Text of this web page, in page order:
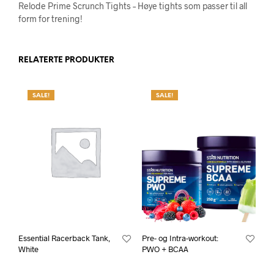
Relode Prime Scrunch Tights – Høye tights som passer til all
form for trening!
RELATERTE PRODUKTER
SALE!
Essential Racerback Tank,
White
SALE!
Pre- og Intra-workout:
PWO + BCAA